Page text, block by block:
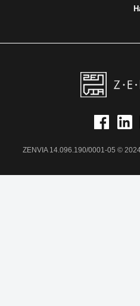
ZENVIA 14.096.190/0001-05 ©